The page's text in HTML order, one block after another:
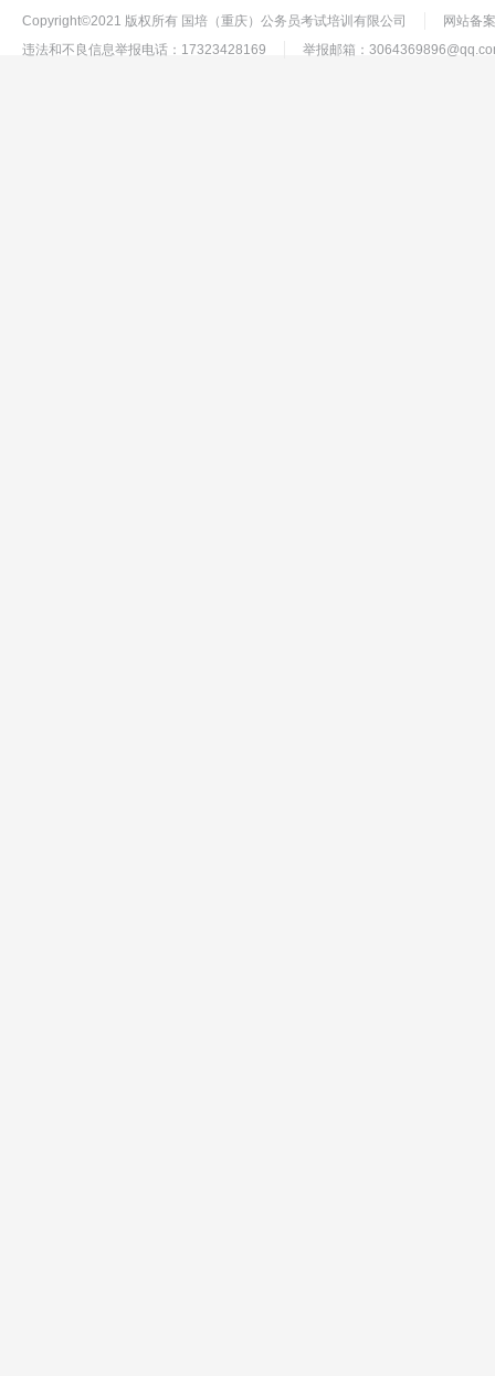
Copyright©2021 版权所有 国培（重庆）公务员考试培训有限公司
网站备
违法和不良信息举报电话：17323428169
举报邮箱：